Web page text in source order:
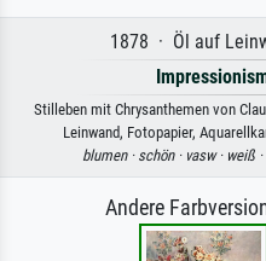
1878 · Öl auf
Stilleben mit Chrysanthemen von
Leinwand, Fotopapier,
blumen · schön · vasw · weiß ·
Andere